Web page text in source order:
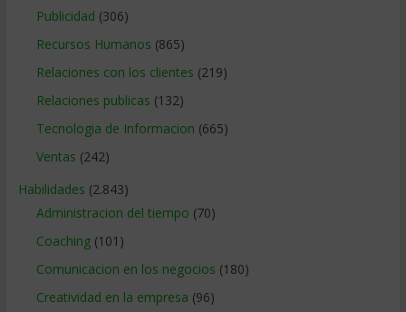
Publicidad (306)
Recursos Humanos (865)
Relaciones con los clientes (219)
Relaciones publicas (132)
Tecnologia de Informacion (665)
Ventas (242)
Habilidades (2.843)
Administracion del tiempo (70)
Coaching(101)
Comunicacion en los negocios (180)
Creatividad en la empresa (96)